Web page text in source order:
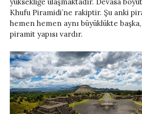
Khufu Piramidi’ne rakiptir. Şu anki
hemen hemen aynı büyüklükte
piramit yapısı vardır.